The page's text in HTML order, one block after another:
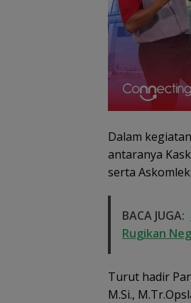
Dalam
antaranya
serta
BACA JUGA:
Rugikan
Turut hadir
M.Si.,